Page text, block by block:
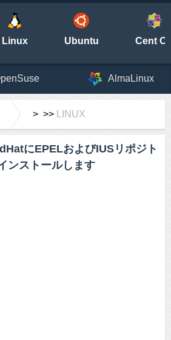
Linux Ubuntu Cent
AlmaLinux
> >> LINUX
にEPELおよびIUSリポジト
ンストールします